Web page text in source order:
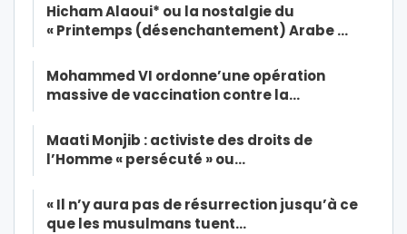
Hicham Alaoui* ou la nostalgie du
« Printemps (désenchantement) Arabe …
Mohammed VI ordonne’une opération
massive de vaccination contre la…
Maati Monjib : activiste des droits de
l’Homme « persécuté » ou…
« Il n’y aura pas de résurrection jusqu’à ce
que les musulmans tuent…